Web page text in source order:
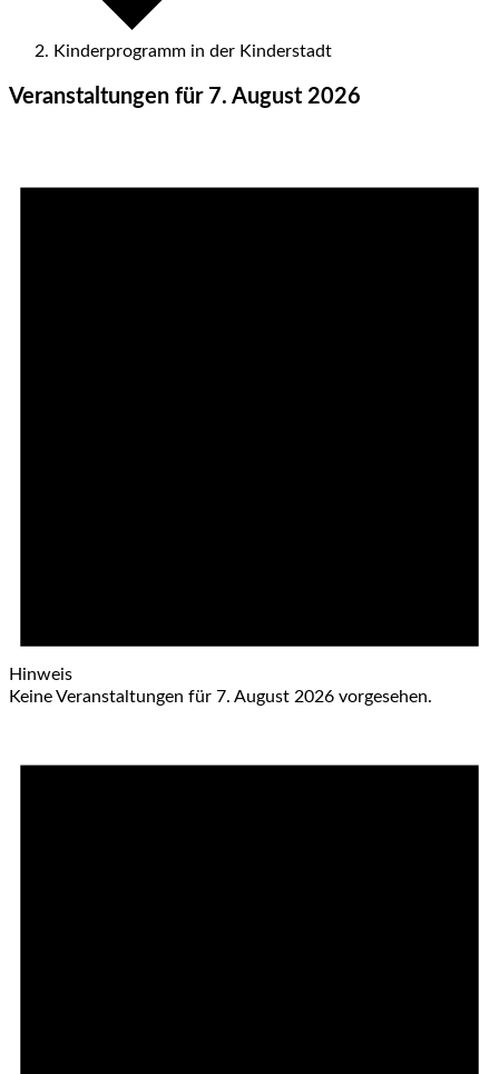
Kinderprogramm in der Kinderstadt
Veranstaltungen für 7. August 2026
Hinweis
Keine Veranstaltungen für 7. August 2026 vorgesehen.